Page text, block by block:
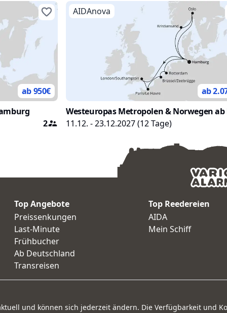
ab 950€
2
AIDAnova
ab
Westeuropas Metropolen & Norwegen
11.12. - 23.12.2027(12Tage)
Top Angebote
Preissenkungen
Last-Minute
Frühbucher
Ab Deutschland
Transreisen
Top Reedereien
AIDA
Mein Schiff
und können sich jederzeit ändern. Die Verfügbarkeit und